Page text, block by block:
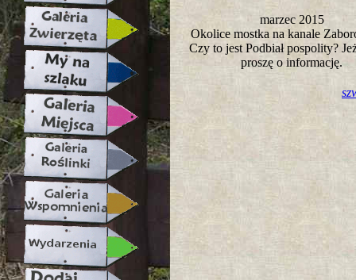
marzec 2015
Okolice mostka na kanale
Czy to jest Podbiał pospolity?
proszę o informację.